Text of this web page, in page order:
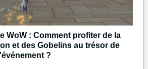
WoW : Comment profiter de la
et des Gobelins au trésor de
?